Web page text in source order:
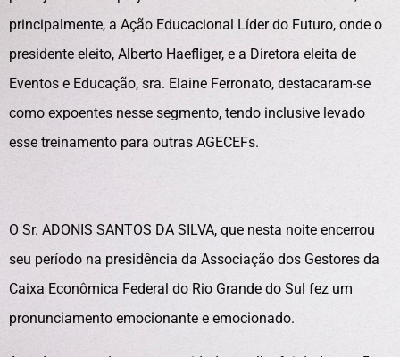
principalmente, a Ação Educacional Líder do Futuro, onde o
presidente eleito, Alberto Haefliger, e a Diretora eleita de
Eventos e Educação, sra. Elaine Ferronato, destacaram-se
como expoentes nesse segmento, tendo inclusive levado
esse treinamento para outras AGECEFs.
O Sr. ADONIS SANTOS DA SILVA, que nesta noite encerrou
seu período na presidência da Associação dos Gestores da
Caixa Econômica Federal do Rio Grande do Sul fez um
pronunciamento emocionante e emocionado.